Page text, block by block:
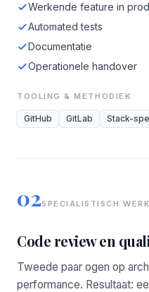
Werkende feature in
Automated tests
Documentatie
Operationele handover
TOOLING & METHODIEK
GitHub GitLab Stack-
02SPECIALISTISCH WERK
Code review en
Tweede paar ogen op
performance. Resultaat: